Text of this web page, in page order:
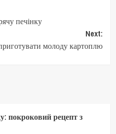
печінку
Next:
молоду картоплю
покроковий рецепт з